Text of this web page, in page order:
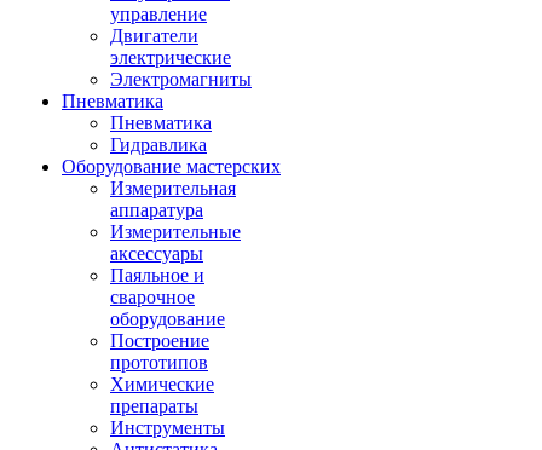
управление
Двигатели
электрические
Электромагниты
Пневматика
Пневматика
Гидравлика
Оборудование мастерских
Измерительная
аппаратура
Измерительные
аксессуары
Паяльное и
сварочное
оборудование
Построение
прототипов
Химические
препараты
Инструменты